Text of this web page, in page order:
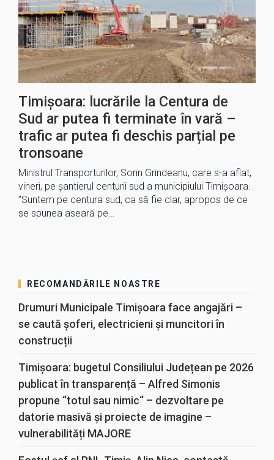
Timișoara: lucrările la Centura de
Sud ar putea fi terminate în vară –
trafic ar putea fi deschis parțial pe
tronsoane
Ministrul Transporturilor, Sorin Grindeanu, care s-a aflat,
vineri, pe şantierul centurii sud a municipiului Timişoara.
”Suntem pe centura sud, ca să fie clar, apropos de ce
se spunea aseară pe…
RECOMANDĂRILE NOASTRE
Drumuri Municipale Timișoara face angajări –
se caută șoferi, electricieni și muncitori în
construcții
Timișoara: bugetul Consiliului Județean pe 2026
publicat în transparență – Alfred Simonis
propune “totul sau nimic“ – dezvoltare pe
datorie masivă și proiecte de imagine –
vulnerabilități MAJORE